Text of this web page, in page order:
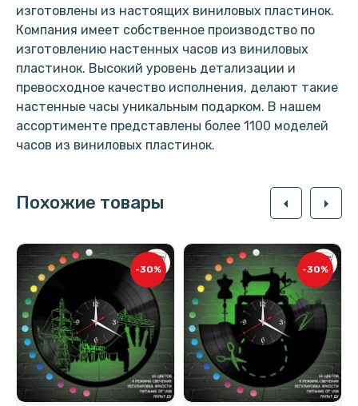
изготовлены из настоящих виниловых пластинок.
Компания имеет собственное производство по
изготовлению настенных часов из виниловых
пластинок. Высокий уровень детализации и
превосходное качество исполнения, делают такие
настенные часы уникальным подарком. В нашем
ассортименте представлены более 1100 моделей
часов из виниловых пластинок.
Похожие товары arrow_left arrow_right
-30% -30%